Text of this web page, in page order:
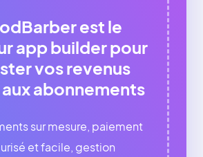
est le
app builder pour
vos revenus
abonnements
sur mesure, paiement
et facile, gestion